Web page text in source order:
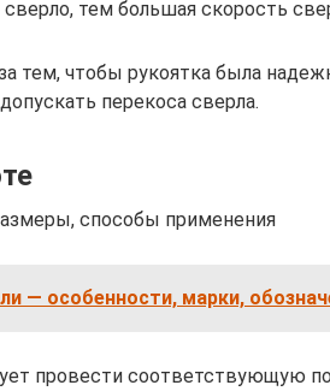
тем большая скорость
тем, чтобы рукоятка была
перекоса сверла.
способы применения
— особенности, марки,
провести соответствующую